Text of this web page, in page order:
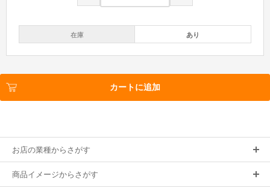
在庫 あり
カートに追加
お店の業種からさがす
商品イメージからさがす